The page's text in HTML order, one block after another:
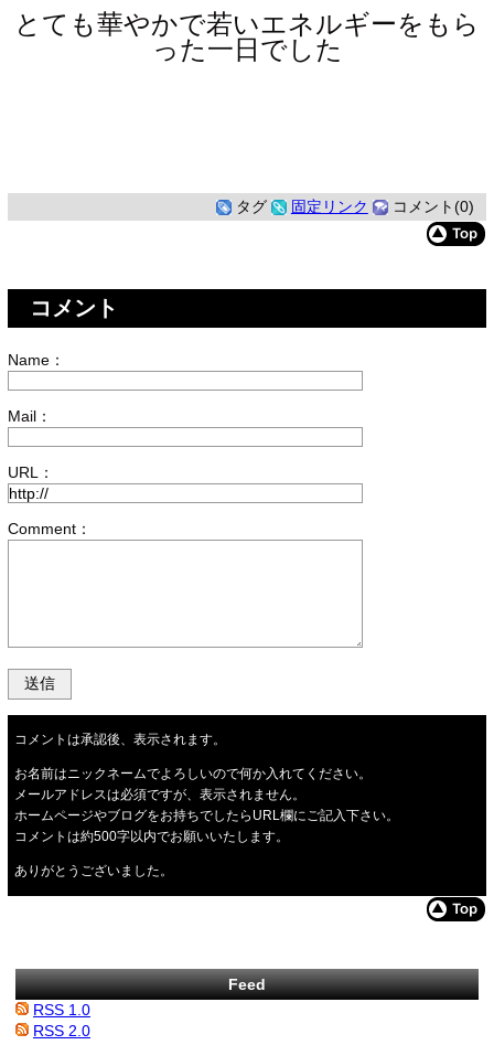
とても華やかで若いエネルギーをもら
った一日でした
タグ 固定リンク コメント(0)
コメント
Name：
Mail：
URL：
Comment：
コメントは承認後、表示されます。
お名前はニックネームでよろしいので何か入れてください。
メールアドレスは必須ですが、表示されません。
ホームページやブログをお持ちでしたらURL欄にご記入下さい。
コメントは約500字以内でお願いいたします。
ありがとうございました。
Feed
RSS 1.0
RSS 2.0